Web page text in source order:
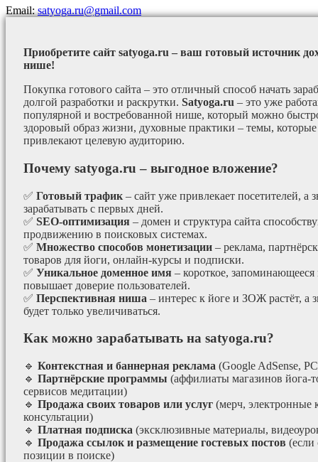
Email:satyoga.ru@gmail.com
Приобретите сайт satyoga.ru – ваш готовый источник
нише!
Покупка готового сайта – это отличный способ начать
долгой разработки и раскрутки. Satyoga.ru – это уже
популярной и востребованной нише, который можно
здоровый образ жизни, духовные практики – темы, которые
привлекают целевую аудиторию.
Почему satyoga.ru – выгодное вложение?
✅ Готовый трафик – сайт уже привлекает посетителей, а
зарабатывать с первых дней.
✅ SEO-оптимизация – домен и структура сайта
продвижению в поисковых системах.
✅ Множество способов монетизации – реклама,
товаров для йоги, онлайн-курсы и подписки.
✅ Уникальное доменное имя – короткое, запоминающееся
повышает доверие пользователей.
✅ Перспективная ниша – интерес к йоге и ЗОЖ растёт, а
будет только увеличиваться.
Как можно зарабатывать на satyoga.ru?
🔹 Контекстная и баннерная реклама (Google AdSense,
🔹 Партнёрские программы (аффилиаты магазинов йога-
сервисов медитации)
🔹 Продажа своих товаров или услуг (мерч, электронные
консультации)
🔹 Платная подписка (эксклюзивные материалы,
🔹 Продажа ссылок и размещение гостевых постов (если
позиции в поиске)